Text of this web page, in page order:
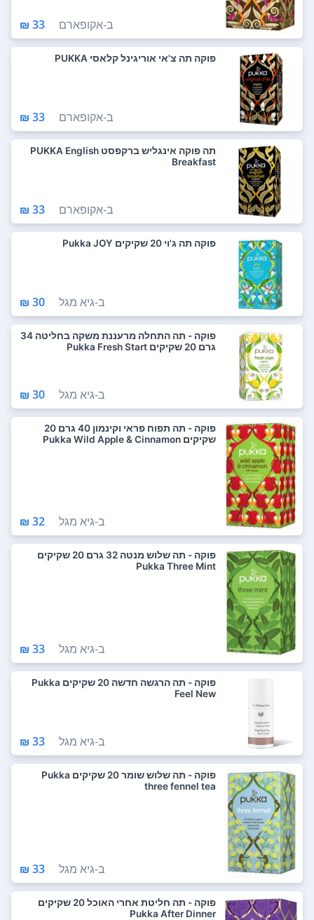
ב-אקופארם 33 ₪
פוקה תה צ'אי אוריגינל קלאסי PUKKA
ב-אקופארם 33 ₪
תה פוקה אינגליש ברקפסט PUKKA English
Breakfast
ב-אקופארם 33 ₪
פוקה תה ג'וי 20 שקיקים Pukka JOY
ב-גיא מגל 30 ₪
פוקה - תה התחלה מרעננת משקה בחליטה 34
גרם 20 שקיקים Pukka Fresh Start
ב-גיא מגל 30 ₪
פוקה - תה תפוח פראי וקינמון 40 גרם 20
שקיקים Pukka Wild Apple & Cinnamon
ב-גיא מגל 32 ₪
פוקה - תה שלוש מנטה 32 גרם 20 שקיקים
Pukka Three Mint
ב-גיא מגל 33 ₪
פוקה - תה הרגשה חדשה 20 שקיקים Pukka
Feel New
ב-גיא מגל 33 ₪
פוקה - תה שלוש שומר 20 שקיקים Pukka
three fennel tea
ב-גיא מגל 33 ₪
פוקה - תה חליטת אחרי האוכל 20 שקיקים
Pukka After Dinner